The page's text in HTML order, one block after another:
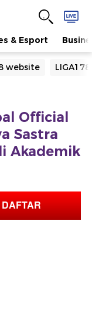
& Esport
website
Official
Sastra
Akademik
DAFTAR